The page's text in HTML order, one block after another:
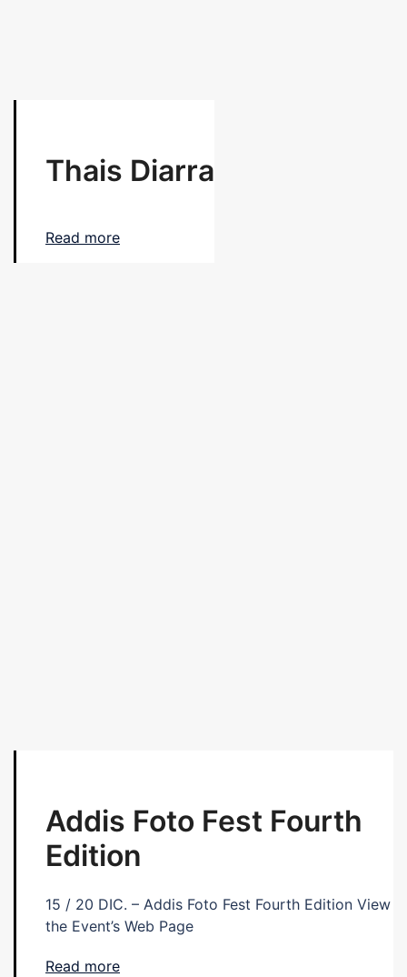
Thais Diarra
Read more
Addis Foto Fest Fourth
Edition
15 / 20 DIC. – Addis Foto Fest Fourth Edition View
the Event’s Web Page
Read more